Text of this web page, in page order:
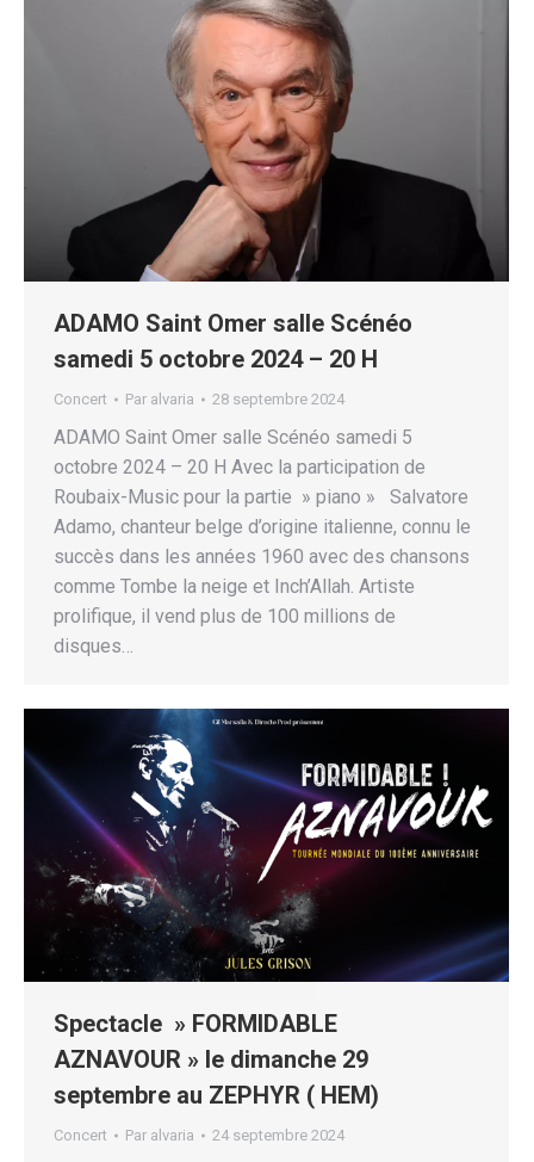
ADAMO Saint Omer salle Scénéo
samedi 5 octobre 2024 – 20 H
Concert Par alvaria 28 septembre 2024
ADAMO Saint Omer salle Scénéo samedi 5
octobre 2024 – 20 H Avec la participation de
Roubaix-Music pour la partie » piano » Salvatore
Adamo, chanteur belge d’origine italienne, connu le
succès dans les années 1960 avec des chansons
comme Tombe la neige et Inch’Allah. Artiste
prolifique, il vend plus de 100 millions de
disques…
Spectacle » FORMIDABLE
AZNAVOUR » le dimanche 29
septembre au ZEPHYR ( HEM)
Concert Par alvaria 24 septembre 2024